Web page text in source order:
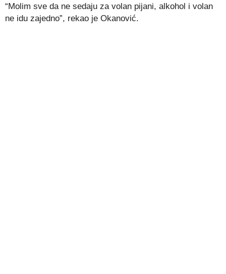
“Molim sve da ne sedaju za volan pijani, alkohol i volan
ne idu zajedno”, rekao je Okanović.